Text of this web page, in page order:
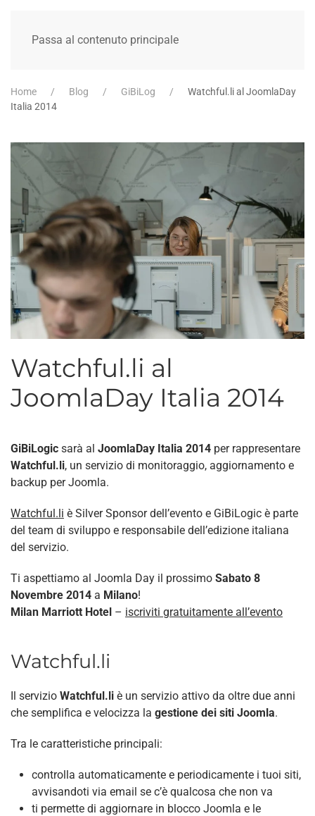
Passa al contenuto principale
Home Blog GiBiLog
Watchful.li al JoomlaDay
Italia 2014
Watchful.li al
JoomlaDay Italia 2014
GiBiLogic sarà al JoomlaDay Italia 2014 per rappresentare
Watchful.li, un servizio di monitoraggio, aggiornamento e
backup per Joomla.
Watchful.li è Silver Sponsor dell’evento e GiBiLogic è parte
del team di sviluppo e responsabile dell’edizione italiana
del servizio.
Ti aspettiamo al Joomla Day il prossimo Sabato 8
Novembre 2014 a Milano!
Milan Marriott Hotel – iscriviti gratuitamente all’evento
Watchful.li
Il servizio Watchful.li è un servizio attivo da oltre due anni
che semplifica e velocizza la gestione dei siti Joomla.
Tra le caratteristiche principali:
controlla automaticamente e periodicamente i tuoi siti,
avvisandoti via email se c’è qualcosa che non va
ti permette di aggiornare in blocco Joomla e le